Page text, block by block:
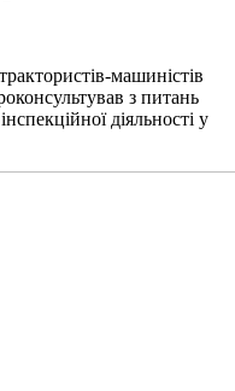
машиністів
з питань
діяльності у